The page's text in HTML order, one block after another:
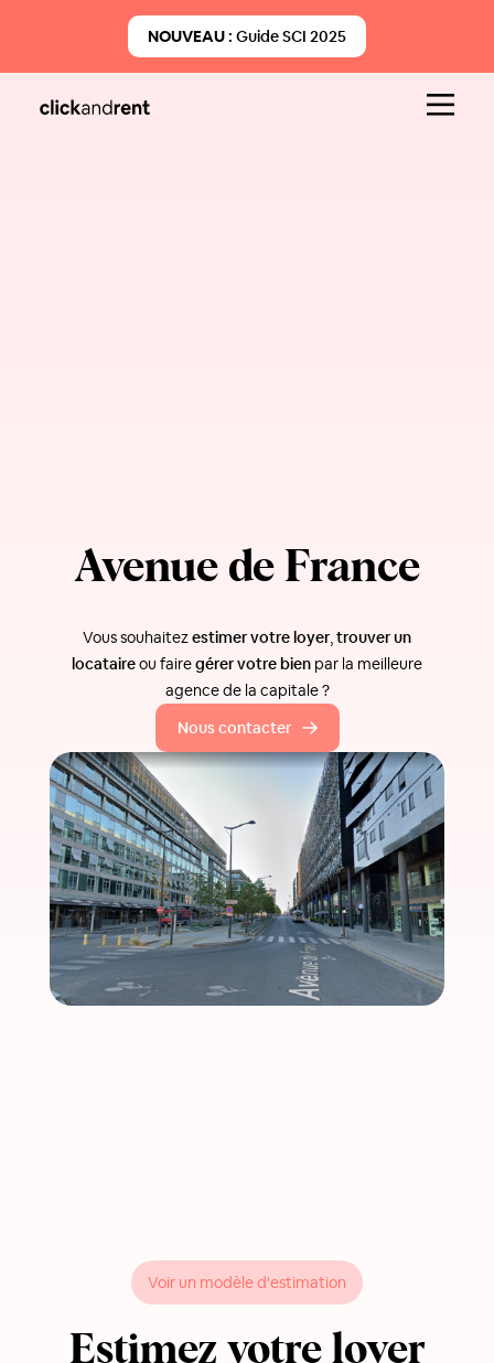
NOUVEAU : Guide SCI 2025
Avenue de France
Vous souhaitezestimer votre loyer,trouver un
locataireou fairegérer votre bien par la meilleure
agence de la capitale ?
Nous contacter
Voir un modèle d'estimation
Estimez votre loyer